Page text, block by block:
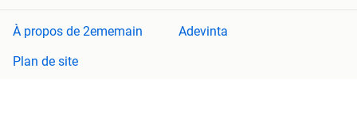
À propos de 2ememain
Adevinta
Plan de site